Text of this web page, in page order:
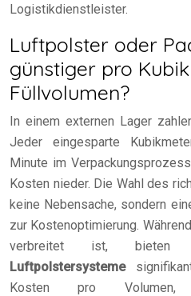
Logistikdienstleister.
Luftpolster oder
günstiger pro
Füllvolumen?
In einem externen Lager
Jeder eingesparte
Minute im
Kosten nieder. Die Wahl des
keine Nebensache, sondern
zur Kostenoptimierung.
verbreitet ist, bieten
Luftpolstersysteme
Kosten pro Volumen,